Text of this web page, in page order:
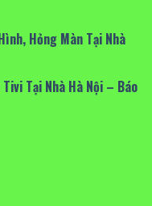
Hỏng Màn Tại Nhà
Tại Nhà Hà Nội – Báo